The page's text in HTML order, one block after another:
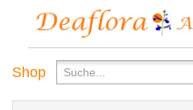
Shop